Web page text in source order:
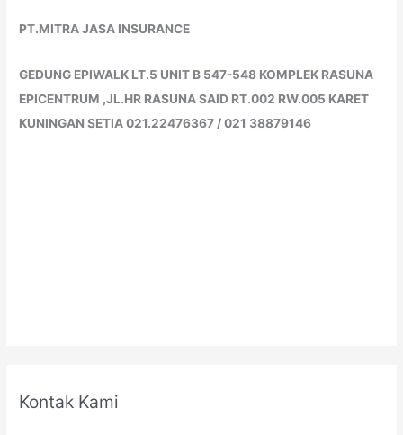
PT.MITRA JASA INSURANCE
GEDUNG EPIWALK LT.5 UNIT B 547-548 KOMPLEK RASUNA
EPICENTRUM ,JL.HR RASUNA SAID RT.002 RW.005 KARET
KUNINGAN SETIA 021.22476367 / 021 38879146
Kontak Kami